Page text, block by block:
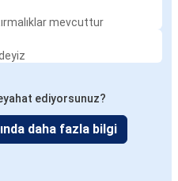
mevcuttur
ediyorsunuz?
daha fazla bilgi